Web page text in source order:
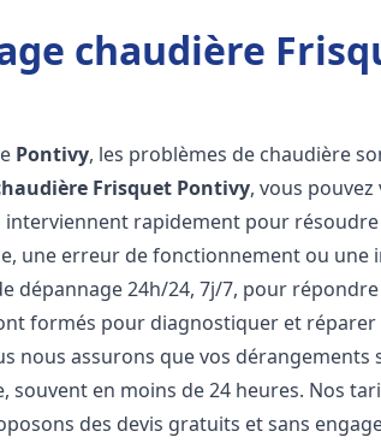
chaudière
Pontivy, les problèmes de chaudière
Frisquet Pontivy, vous
interviennent rapidement pour
une erreur de fonctionnement ou une
dépannage 24h/24, 7j/7, pour
formés pour diagnostiquer et réparer
nous assurons que vos dérangements
souvent en moins de 24 heures. Nos
des devis gratuits et sans